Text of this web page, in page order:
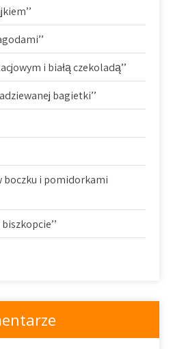
i białą czekoladą’’
bagietki’’
boczku i pomidorkami